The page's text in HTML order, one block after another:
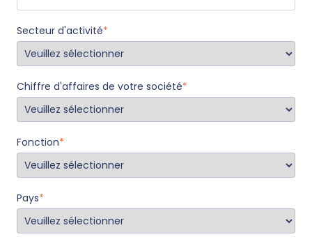
Secteur d'activité*
Chiffre d'affaires de votre société*
Fonction*
Pays*